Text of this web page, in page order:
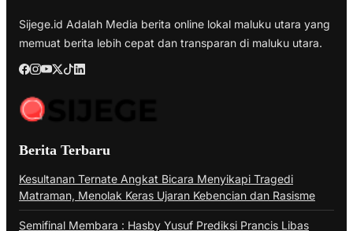
Sijege.id Adalah Media berita online lokal maluku utara yang
memuat berita lebih cepat dan transparan di maluku utara.
Berita Terbaru
Kesultanan Ternate Angkat Bicara Menyikapi Tragedi
Matraman, Menolak Keras Ujaran Kebencian dan Rasisme
Semifinal Membara : Hasby Yusuf Prediksi Prancis Libas